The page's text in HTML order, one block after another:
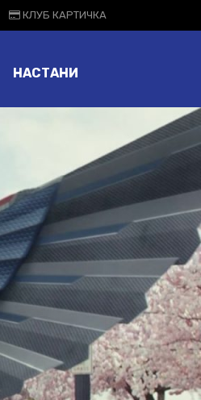
КЛУБ КАРТИЧКА
НАСТАНИ